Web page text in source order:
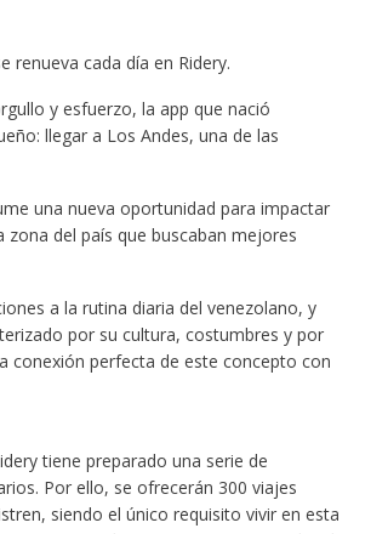
renueva cada día en Ridery.
y esfuerzo, la app que nació
llegar a Los Andes, una de las
una nueva oportunidad para impactar
del país que buscaban mejores
a la rutina diaria del venezolano, y
por su cultura, costumbres y por
conexión perfecta de este concepto con
tiene preparado una serie de
Por ello, se ofrecerán 300 viajes
siendo el único requisito vivir en esta